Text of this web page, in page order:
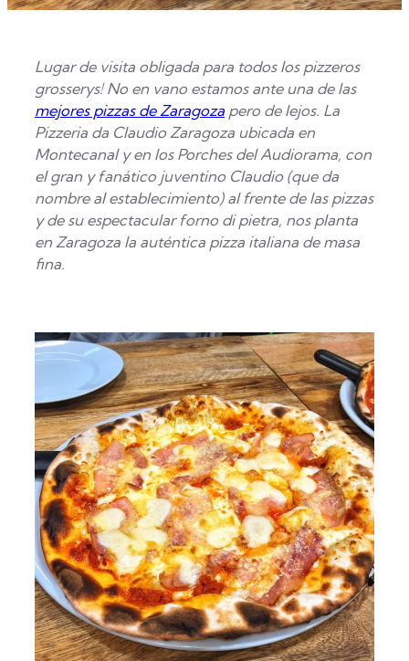
Lugar de visita obligada para todos los pizzeros
grosserys! No en vano estamos ante una de las
mejores pizzas de Zaragoza pero de lejos. La
Pizzeria da Claudio Zaragoza ubicada en
Montecanal y en los Porches del Audiorama, con
el gran y fanático juventino Claudio (que da
nombre al establecimiento) al frente de las pizzas
y de su espectacular forno di pietra, nos planta
en Zaragoza la auténtica pizza italiana de masa
fina.